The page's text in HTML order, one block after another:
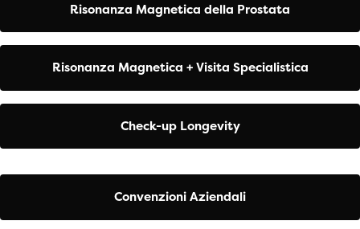
Risonanza Magnetica della Prostata
Risonanza Magnetica + Visita Specialistica
Check-up Longevity
Convenzioni Aziendali